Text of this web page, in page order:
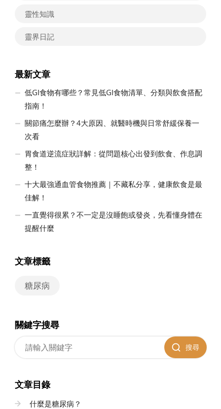
靈性知識
靈界日記
最新文章
低GI食物有哪些？常見低GI食物清單、分類與飲食搭配
指南！
關節痛怎麼辦？4大原因、就醫時機與日常舒緩保養一
次看
胃食道逆流症狀詳解：從問題核心出發到飲食、作息調
整！
十大最強通血管食物推薦｜不藏私分享，健康飲食是最
佳解！
一直覺得很累？不一定是沒睡飽或發炎，先看懂身體在
提醒什麼
文章標籤
糖尿病
關鍵字搜尋
搜尋
文章目錄
什麼是糖尿病？